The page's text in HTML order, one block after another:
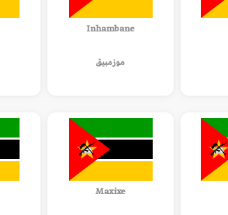
Inhambane
موزمبيق
Maxixe